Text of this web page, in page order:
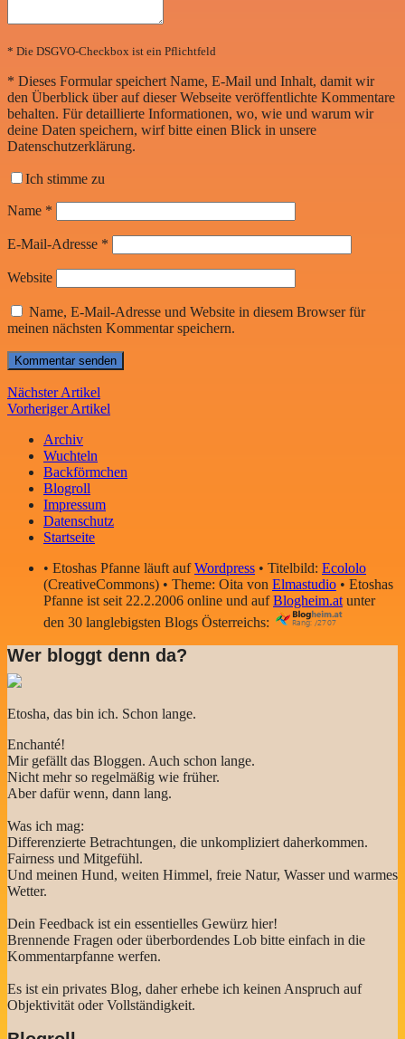
* Die DSGVO-Checkbox ist ein Pflichtfeld
* Dieses Formular speichert Name, E-Mail und Inhalt, damit wir
den Überblick über auf dieser Webseite veröffentlichte Kommentare
behalten. Für detaillierte Informationen, wo, wie und warum wir
deine Daten speichern, wirf bitte einen Blick in unsere
Datenschutzerklärung.
Ich stimme zu
Name *
E-Mail-Adresse *
Website
Name, E-Mail-Adresse und Website in diesem Browser für
meinen nächsten Kommentar speichern.
Nächster Artikel
Vorheriger Artikel
Archiv
Wuchteln
Backförmchen
Blogroll
Impressum
Datenschutz
Startseite
• Etoshas Pfanne läuft aufWordpress • Titelbild: Ecololo
(CreativeCommons) • Theme: Oita von Elmastudio • Etoshas
Pfanne ist seit 22.2.2006 online und aufBlogheim.at unter
den 30 langlebigsten Blogs Österreichs:
Wer bloggt denn da?
Etosha, das bin ich. Schon lange.
Enchanté!
Mir gefällt das Bloggen. Auch schon lange.
Nicht mehr so regelmäßig wie früher.
Aber dafür wenn, dann lang.
Was ich mag:
Differenzierte Betrachtungen, die unkompliziert daherkommen.
Fairness und Mitgefühl.
Und meinen Hund, weiten Himmel, freie Natur, Wasser und warmes
Wetter.
Dein Feedback ist ein essentielles Gewürz hier!
Brennende Fragen oder überbordendes Lob bitte einfach in die
Kommentarpfanne werfen.
Es ist ein privates Blog, daher erhebe ich keinen Anspruch auf
Objektivität oder Vollständigkeit.